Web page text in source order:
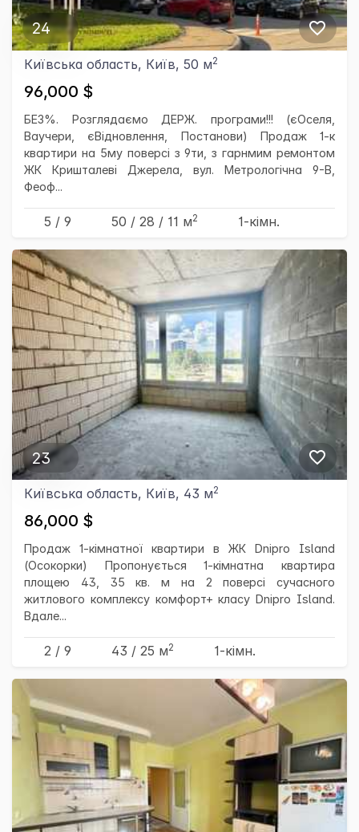
24
Київська область, Київ, 50 м2
96,000 $
БЕЗ%. Розглядаємо ДЕРЖ. програми!!! (єОселя,
Ваучери, єВідновлення, Постанови) Продаж 1-к
квартири на 5му поверсі з 9ти, з гарнмим ремонтом
ЖК Кришталеві Джерела, вул. Метрологічна 9-В,
Феоф...
5 / 9 50 / 28 / 11 м2 1-кімн.
23
Київська область, Київ, 43 м2
86,000 $
Продаж 1-кімнатної квартири в ЖК Dnipro Island
(Осокорки) Пропонується 1-кімнатна квартира
площею 43, 35 кв. м на 2 поверсі сучасного
житлового комплексу комфорт+ класу Dnipro Island.
Вдале...
2 / 9 43 / 25 м2 1-кімн.